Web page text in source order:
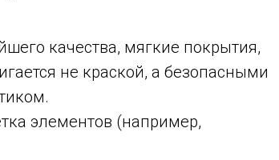
качества, мягкие покрытия,
не краской, а безопасными
элементов (например,